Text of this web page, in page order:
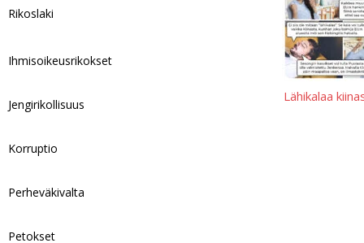
p
n
e
Lähikalaa
Rikoslaki
Ihmisoikeusrikokset
Jengirikollisuus
Korruptio
Perheväkivalta
Petokset